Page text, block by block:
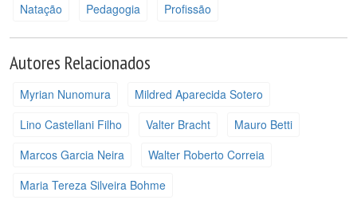
Natação
Pedagogia Profissão
Autores Relacionados
Myrian Nunomura
Mildred Aparecida Sotero
Lino Castellani Filho
Valter Bracht
Mauro Betti
Marcos Garcia Neira
Walter Roberto Correia
Maria Tereza Silveira Bohme